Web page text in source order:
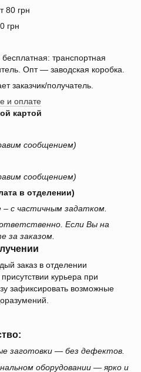
80 грн
грн
транспортная
Опт — заводская коробка.
заказчик/получатель.
и оплате
картой
сообщением)
сообщением)
в отделении)
– с частичным задатком.
Если Вы на
за заказом.
заказ в отделении
курьера при
зафиксировать возможные
заготовки — без дефектов.
оборудовании — ярко и